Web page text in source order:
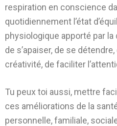
respiration en conscience
quotidiennement l’état
physiologique apporté par
de s’apaiser, de se
créativité, de faciliter
Tu peux toi aussi, mettre
ces améliorations de la
personnelle, familiale,